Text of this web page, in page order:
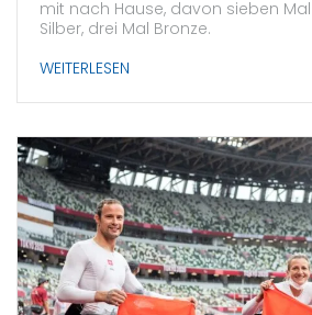
mit nach Hause, davon sieben Mal
Silber, drei Mal Bronze.
WEITERLESEN